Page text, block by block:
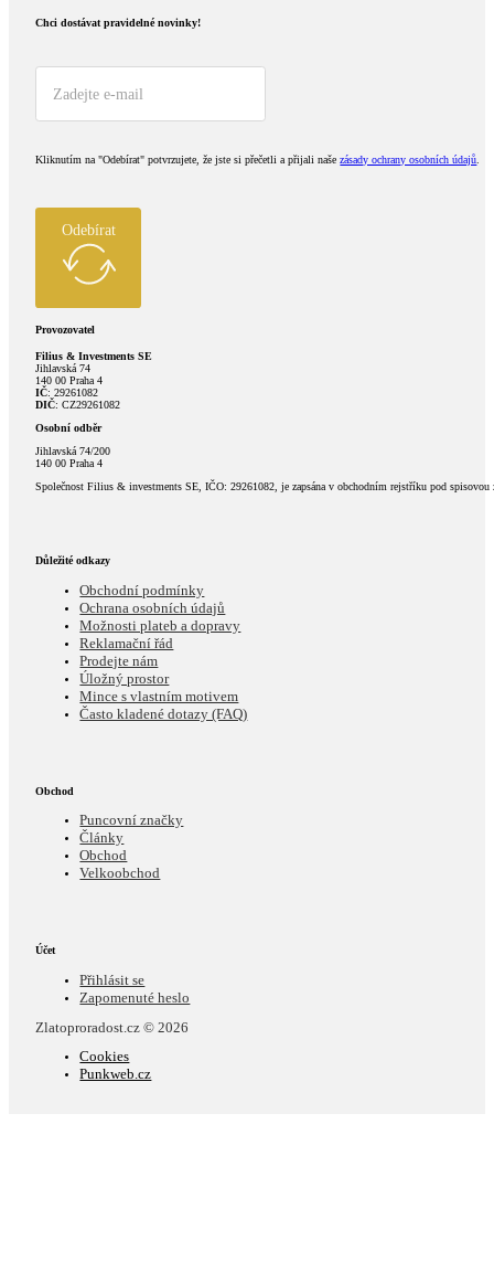
Chci dostávat pravidelné novinky!​
Kliknutím na "Odebírat" potvrzujete, že jste si přečetli a přijali našezásady ochrany osobních údajů
Odebírat
Provozovatel
Filius & Investments SE
Jihlavská 74
140 00 Praha 4
IČ: 29261082
DIČ: CZ29261082
Osobní odběr
Jihlavská 74/200
140 00 Praha 4
Společnost Filius & investments SE, IČO: 29261082, je zapsána v obchodním rejstříku pod spisovou
Důležité odkazy
Obchodní podmínky
Ochrana osobních údajů
Možnosti plateb a dopravy
Reklamační řád
Prodejte nám
Úložný prostor
Mince s vlastním motivem
Často kladené dotazy (FAQ)
Obchod
Puncovní značky
Články
Obchod
Velkoobchod
Účet
Přihlásit se
Zapomenuté heslo
Zlatoproradost.cz © 2026
Cookies
Punkweb.cz